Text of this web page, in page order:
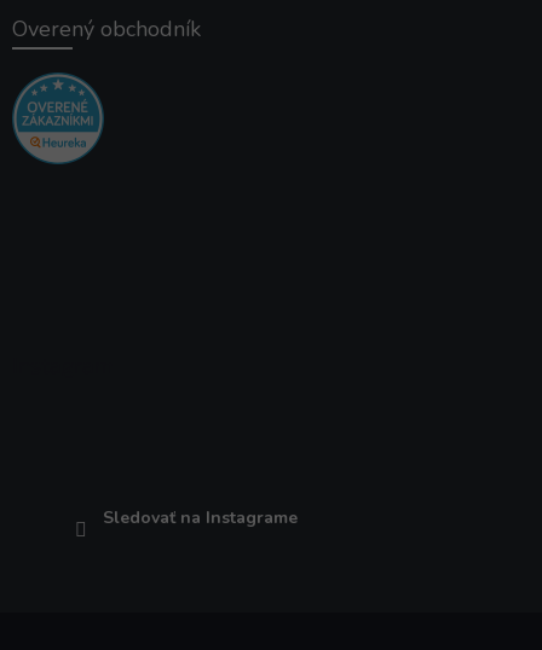
Overený obchodník
Sledovať na Instagrame